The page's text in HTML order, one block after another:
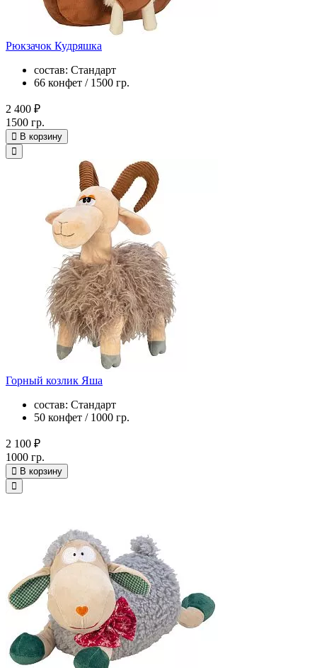
Рюкзачок Кудряшка
состав: Стандарт
66 конфет / 1500 гр.
2 400 ₽
1500 гр.
В корзину
Горный козлик Яша
состав: Стандарт
50 конфет / 1000 гр.
2 100 ₽
1000 гр.
В корзину